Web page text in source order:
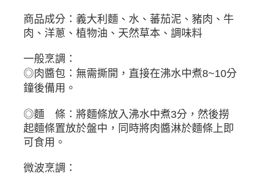
商品成分：義大利麵、水、蕃茄泥、豬肉、牛
肉、洋蔥、植物油、天然草本、調味料
一般烹調：
◎肉醬包：無需撕開，直接在沸水中煮8~10分
鐘後備用。
◎麵 條：將麵條放入沸水中煮3分，然後撈
起麵條置放於盤中，同時將肉醬淋於麵條上即
可食用。
微波烹調：